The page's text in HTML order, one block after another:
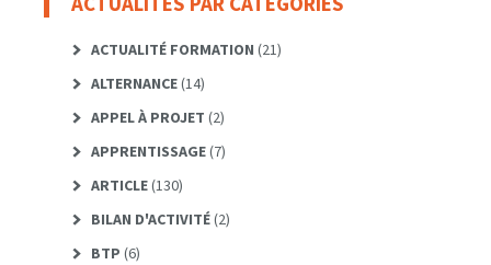
ACTUALITÉ FORMATION (21)
ALTERNANCE(14)
APPEL À PROJET (2)
APPRENTISSAGE(7)
ARTICLE(130)
BILAN D'ACTIVITÉ(2)
BTP (6)